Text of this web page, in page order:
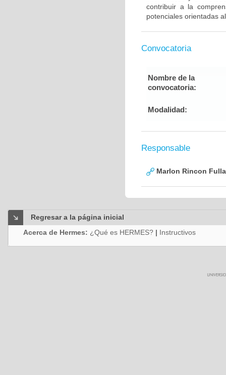
contribuir a la
potenciales orientadas
Convocatoria
Nombre de la
convocatoria:
Modalidad:
Responsable
Marlon Rincon Fulla
Regresar a la página inicial
Acerca de Hermes: ¿Qué es HERMES? | Instructivos